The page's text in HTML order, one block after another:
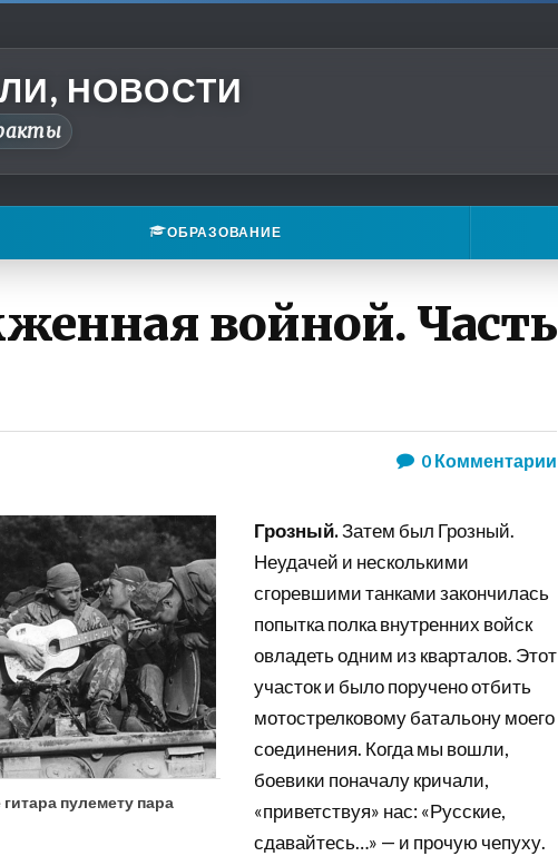
НОВОСТИ
ОБРАЗОВАНИЕ
войной. Часть
0Комментарии
пулемету пара
Грозный.Затем был Грозный.
Неудачей и несколькими
сгоревшими танками закончилась
попытка полка внутренних войск
овладеть одним из кварталов. Этот
участок и было поручено отбить
мотострелковому батальону моего
соединения. Когда мы вошли,
боевики поначалу кричали,
«приветствуя» нас: «Русские,
сдавайтесь…» — и прочую чепуху.